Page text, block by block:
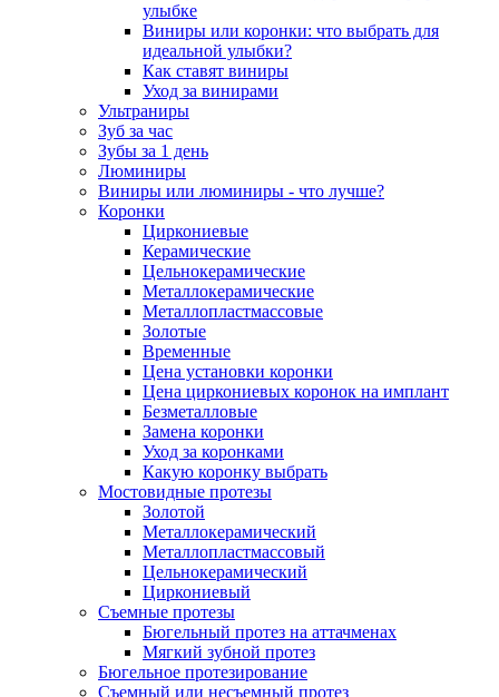
улыбке
Виниры или коронки: что выбрать для
идеальной улыбки?
Как ставят виниры
Уход за винирами
Ультраниры
Зуб за час
Зубы за 1 день
Люминиры
Виниры или люминиры - что лучше?
Коронки
Циркониевые
Керамические
Цельнокерамические
Металлокерамические
Металлопластмассовые
Золотые
Временные
Цена установки коронки
Цена циркониевых коронок на имплант
Безметалловые
Замена коронки
Уход за коронками
Какую коронку выбрать
Мостовидные протезы
Золотой
Металлокерамический
Металлопластмассовый
Цельнокерамический
Циркониевый
Съемные протезы
Бюгельный протез на аттачменах
Мягкий зубной протез
Бюгельное протезирование
Съемный или несъемный протез